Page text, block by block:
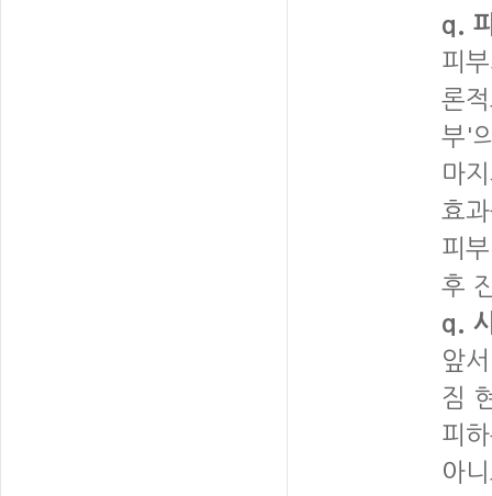
q.
피
론
부'
마
효
피
후
q.
앞
짐
피
아